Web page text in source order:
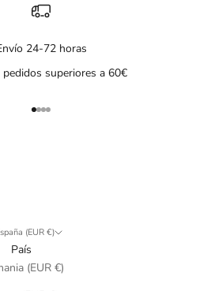
24-72 horas
superiores a 60€
Ir al artículo 1
Ir al artículo 2
Ir al artículo 3
Ir al artículo 4
España (EUR €)
País
Alemania (EUR €)